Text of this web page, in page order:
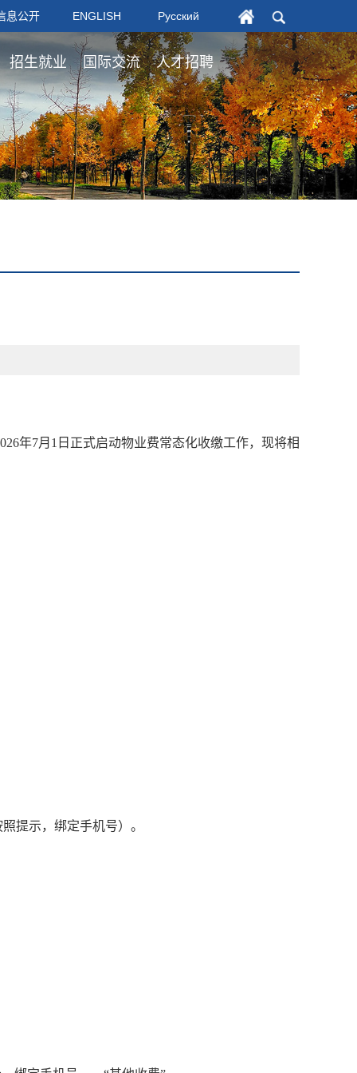
息公开 ENGLISH Русский
招生就业 国际交流 人才招聘
年7月1日正式启动物业费常态化收缴工作，现将相
提示，绑定手机号）。